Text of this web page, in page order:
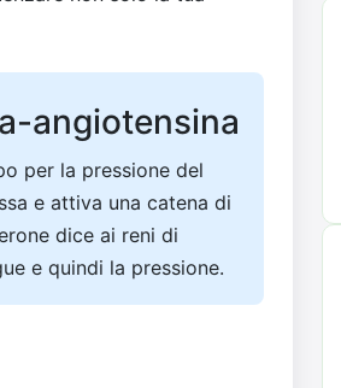
angiotensina
per la pressione del
e attiva una catena di
dice ai reni di
e quindi la pressione.